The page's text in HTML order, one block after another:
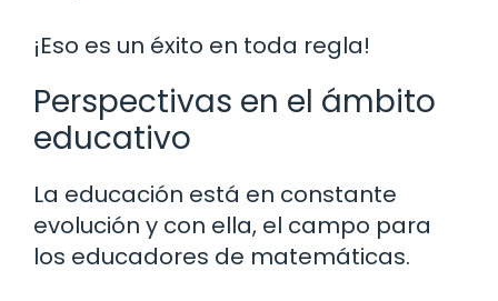
¡Eso es un éxito en toda regla!
Perspectivas en el ámbito
educativo
La educación está en constante
evolución y con ella, el campo para
los educadores de matemáticas.